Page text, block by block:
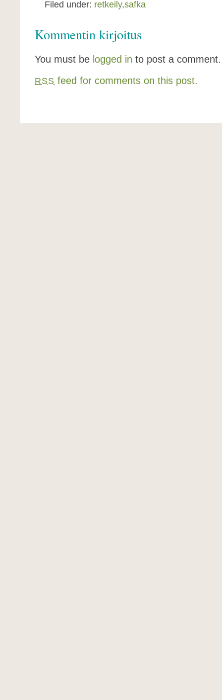
Filed under: retkeily,safka
Kommentin kirjoitus
You must be logged in to post a comment.
RSS feed for comments on this post.